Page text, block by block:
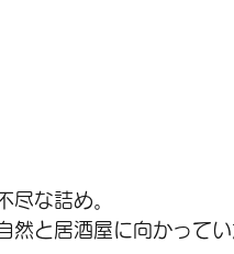
尽な詰め。
然と居酒屋に向かって